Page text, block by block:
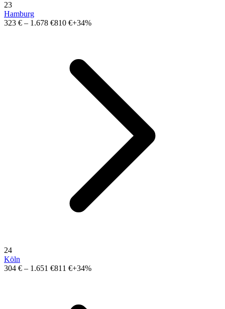
23
Hamburg
323 € – 1.678 €810 €+34%
24
Köln
304 € – 1.651 €811 €+34%